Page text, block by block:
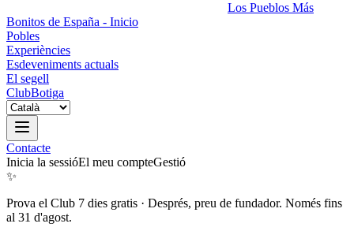
Los Pueblos Más
Bonitos de España - Inicio
Pobles
Experiències
Esdeveniments actuals
El segell
ClubBotiga
Contacte
Inicia la sessióEl meu compteGestió
✨
Prova el Club 7 dies gratis · Després, preu de fundador. Només fins
al 31 d'agost.